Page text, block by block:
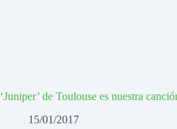
‘Juniper’ de Toulouse es nuestra
15/01/2017